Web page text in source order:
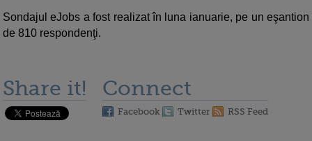
Sondajul eJobs a fost realizat în luna ianuarie, pe un eşantion
de 810 respondenţi.
Share it! Connect
Facebook Twitter RSS Feed